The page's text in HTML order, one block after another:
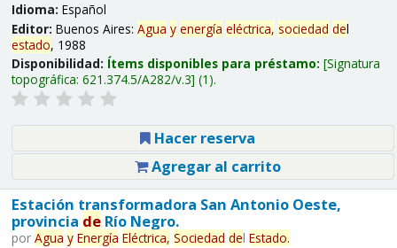
Idioma: Español
Editor: Buenos Aires: Agua y energía eléctrica, sociedad del
estado, 1988
Disponibilidad: Ítems disponibles para préstamo: Signatura
topográfica: 621.374.5/A282/v.3 (1).
Hacer reserva
Agregar al carrito
Estación transformadora San Antonio Oeste,
provincia deRío Negro.
por Agua y Energía Eléctrica, Sociedad del Estado.